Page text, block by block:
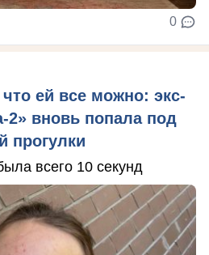
0
ей все можно: экс-
2» вновь попала под
прогулки
всего 10 секунд